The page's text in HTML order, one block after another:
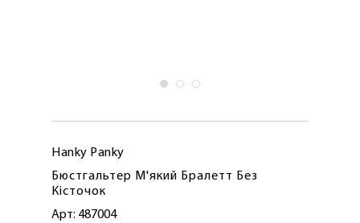
Hanky ​​Panky
Бюстгальтер М'який Бралетт Без
Кісточок
Арт: 487004